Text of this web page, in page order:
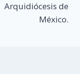
Arquidiócesis de
México.